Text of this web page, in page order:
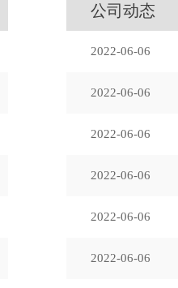
公司动态
2022-06-06
2022-06-06
2022-06-06
2022-06-06
2022-06-06
2022-06-06